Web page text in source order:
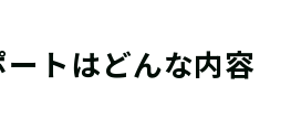
トはどんな内容